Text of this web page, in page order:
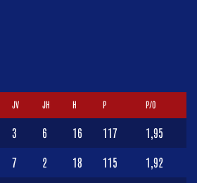
JV JH H P P/O
3 6 16 117 1,95
7 2 18 115 1,92